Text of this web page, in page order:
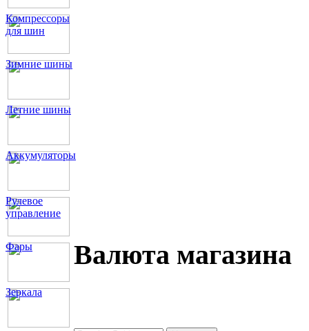
Компрессоры
для шин
Зимние шины
Летние шины
Аккумуляторы
Рулевое
управление
Фары
Зеркала
Валюта магазина